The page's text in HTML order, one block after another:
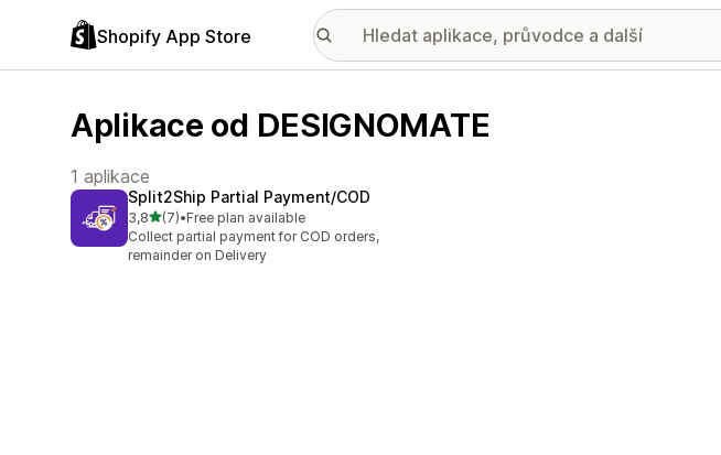
Shopify App Store
Aplikace od DESIGNOMATE
1 aplikace
Split2Ship Partial Payment/COD
3,8z 5 hvězd
(7)
Celkový počet recenzí: 7
•Free plan available
Collect partial payment for COD orders,
remainder on Delivery